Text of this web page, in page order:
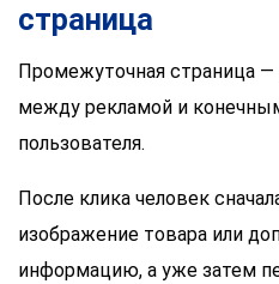
страница
Промежуточная страница
между рекламой и
пользователя.
После клика человек
изображение товара или
информацию, а уже затем